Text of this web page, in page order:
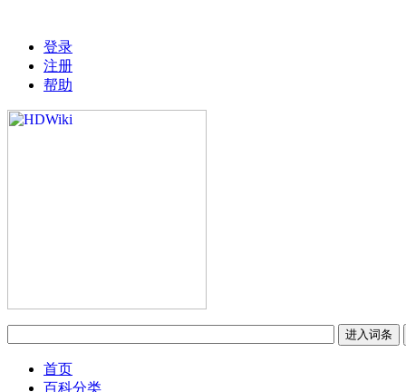
登录
注册
帮助
首页
百科分类